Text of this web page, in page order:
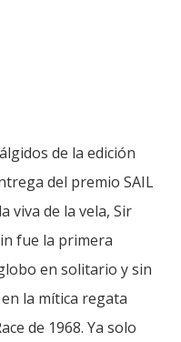
de la edición
del premio SAIL
viva de la vela, Sir
fue la primera
en solitario y sin
la mítica regata
de 1968. Ya solo